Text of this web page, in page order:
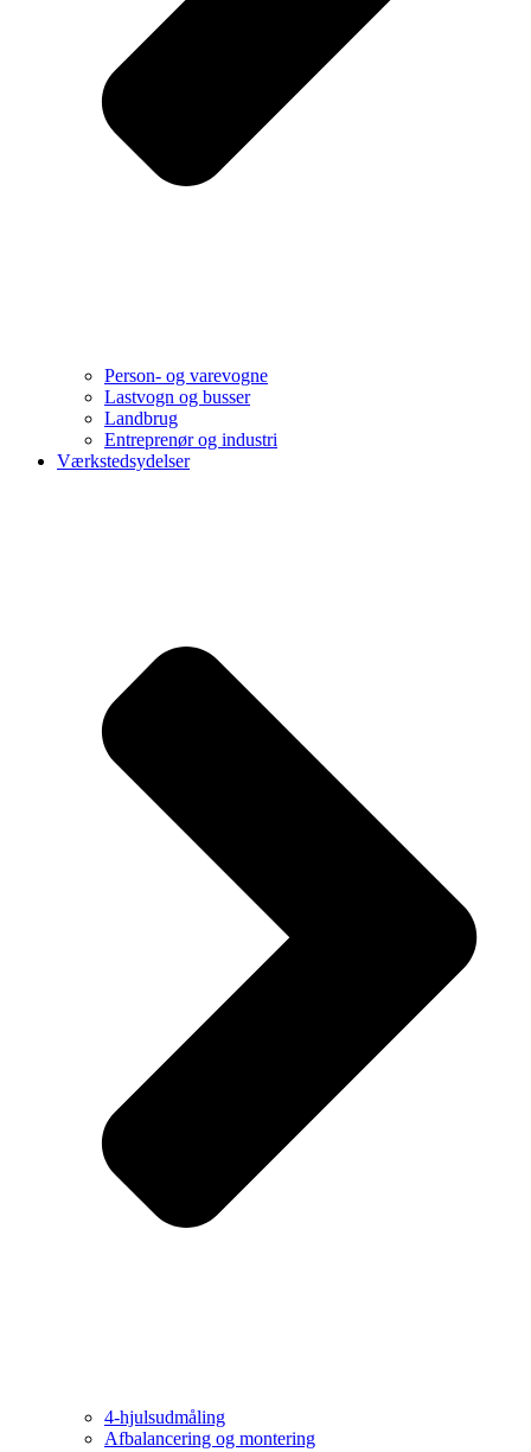
Person- og varevogne
Lastvogn og busser
Landbrug
Entreprenør og industri
Værkstedsydelser
4-hjulsudmåling
Afbalancering og montering